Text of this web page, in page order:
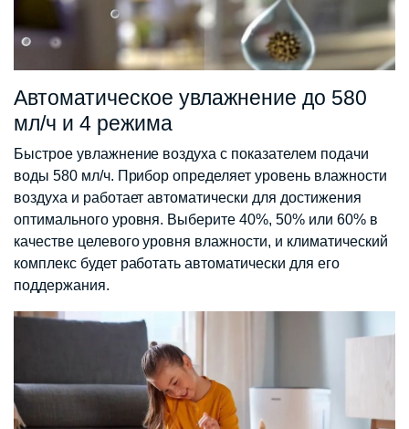
Автоматическое увлажнение до 580
мл/ч и 4 режима
Быстрое увлажнение воздуха с показателем подачи
воды 580 мл/ч. Прибор определяет уровень влажности
воздуха и работает автоматически для достижения
оптимального уровня. Выберите 40%, 50% или 60% в
качестве целевого уровня влажности, и климатический
комплекс будет работать автоматически для его
поддержания.